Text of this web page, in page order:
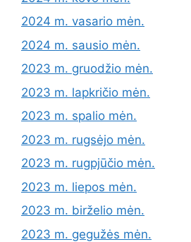
2024 m. vasario mėn.
2024 m. sausio mėn.
2023 m. gruodžio mėn.
2023 m. lapkričio mėn.
2023 m. spalio mėn.
2023 m. rugsėjo mėn.
2023 m. rugpjūčio mėn.
2023 m. liepos mėn.
2023 m. birželio mėn.
2023 m. gegužės mėn.